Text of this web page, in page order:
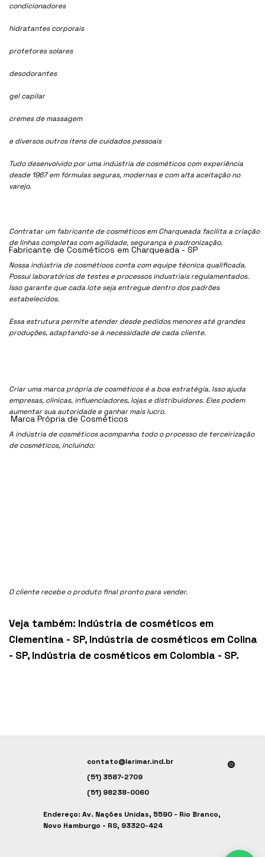
condicionadores
hidratantes corporais
protetores solares
desodorantes
gel capilar
cremes de massagem
e diversos outros itens de cuidados pessoais
Tudo desenvolvido por uma indústria de cosméticos com experiência
desde 1967 em fórmulas seguras, modernas e com alta aceitação no
varejo.
Contratar um fabricante de cosméticos em Charqueada facilita a criação
de linhas completas com agilidade, segurança e padronização.
Nossa indústria de cosmétioos conta com equipe técnica qualificada.
Possui laboratórios de testes e processos industriais regulamentados.
Isso garante que cada lote seja entregue dentro dos padrões
estabelecidos.
Essa estrutura permite atender desde pedidos menores até grandes
produções, adaptando-se à necessidade de cada cliente.
Criar uma marca própria de cosméticos é a boa estratégia. Isso ajuda
empresas, clínicas, influenciadores, lojas e distribuidores. Eles podem
aumentar sua autoridade e ganhar mais lucro.
A indústria de cosméticos acompanha todo o processo de terceirização
de cosméticos, incluindo:
O cliente recebe o produto final pronto para vender.
Veja também: Indústria de cosméticos em
Clementina - SP, Indústria de cosméticos em Colina
- SP, Indústria de cosméticos em Colombia - SP.
Fabricante de Cosméticos em Charqueada - SP
Marca Própria de Cosméticos
contato@larimar.ind.br
(51) 3587-2709
(51) 98238-0060
Endereço: Av. Nações Unidas, 5590 - Rio Branco,
Novo Hamburgo - RS, 93320-424